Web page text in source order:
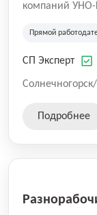
компаний УНО-
работаем на
зданий из
гибридно-
Прямой
СП Эксперт
Подробнее